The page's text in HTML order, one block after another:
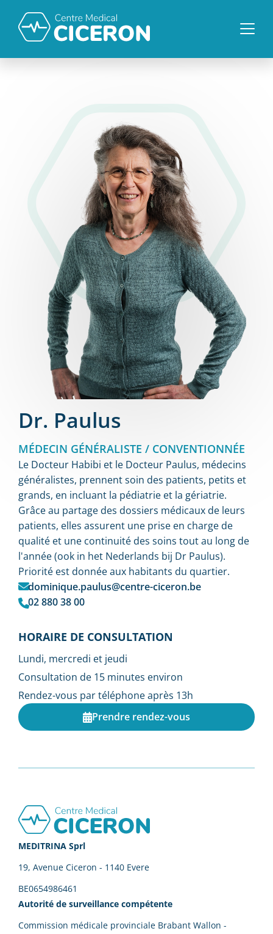
Dr. Paulus
MÉDECIN GÉNÉRALISTE / CONVENTIONNÉE
Le Docteur Habibi et le Docteur Paulus, médecins
généralistes, prennent soin des patients, petits et
grands, en incluant la pédiatrie et la gériatrie.
Grâce au partage des dossiers médicaux de leurs
patients, elles assurent une prise en charge de
qualité et une continuité des soins tout au long de
l'année (ook in het Nederlands bij Dr Paulus).
Priorité est donnée aux habitants du quartier.
dominique.paulus@centre-ciceron.be
02 880 38 00
HORAIRE DE CONSULTATION
Lundi, mercredi et jeudi
Consultation de 15 minutes environ
Rendez-vous par téléphone après 13h
Prendre rendez-vous
Footer
MEDITRINA Sprl
19, Avenue Ciceron - 1140 Evere
BE0654986461
Autorité de surveillance compétente
Commission médicale provinciale Brabant Wallon -